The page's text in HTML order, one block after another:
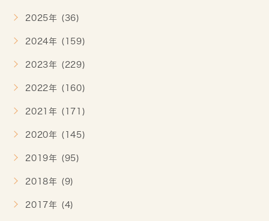
2025年 (36)
2024年 (159)
2023年 (229)
2022年 (160)
2021年 (171)
2020年 (145)
2019年 (95)
2018年 (9)
2017年 (4)